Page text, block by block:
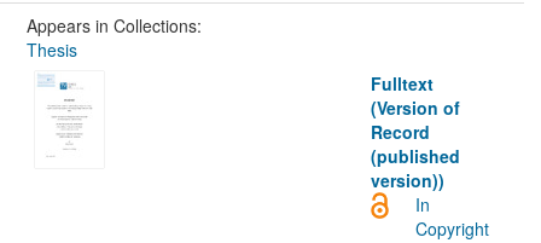
Appears in Collections:
Thesis
Fulltext
(Version of
Record
(published
version))
In
Copyright